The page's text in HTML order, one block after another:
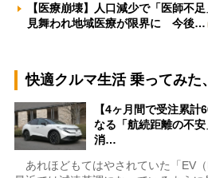
【医療崩壊】人口減少で「医師不
見舞われ地域医療が限界に 今後…
快適クルマ生活 乗ってみた
【4ヶ月間で受注累
なる「航続距離の不
消…
あれほどもてはやされていた「EV（